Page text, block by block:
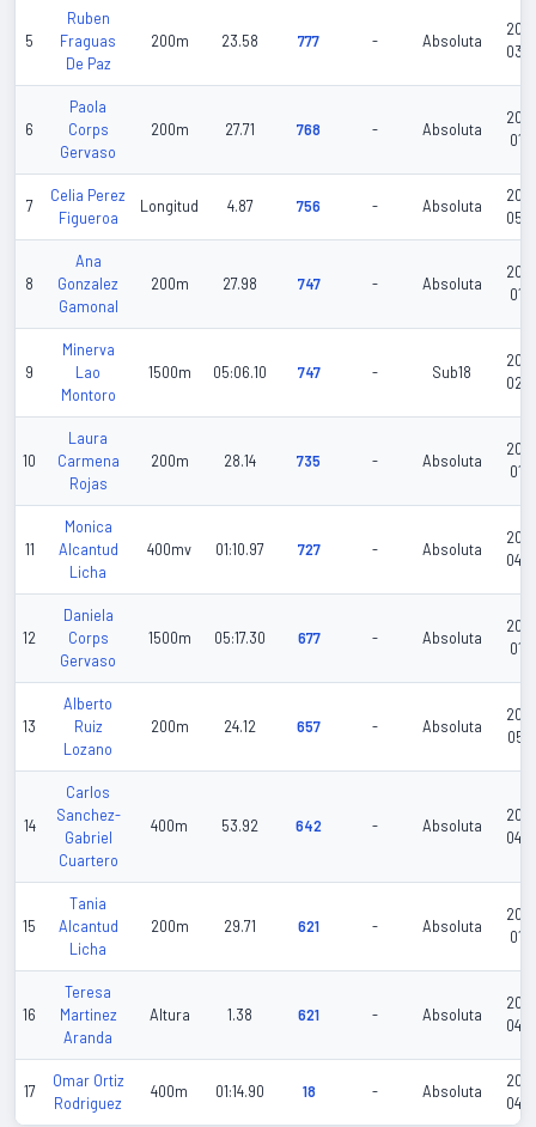
5
Ruben
Fraguas
De Paz
200m 23.58 777 - Absoluta
03-
6
Paola
Corps
Gervaso
200m 27.71 768 - Absoluta
01-
7
Celia Perez
Figueroa
Longitud 4.87 756 - Absoluta
05-
8
Ana
Gonzalez
Gamonal
200m 27.98 747 - Absoluta
01-
9
Minerva
Lao
Montoro
1500m 05:06.10 747 - Sub18
02-
10
Laura
Carmena
Rojas
200m 28.14 735 - Absoluta
01-
11
Monica
Alcantud
Licha
400mv 01:10.97 727 - Absoluta
04-
12
Daniela
Corps
Gervaso
1500m 05:17.30 677 - Absoluta
01-
13
Alberto
Ruiz
Lozano
200m 24.12 657 - Absoluta
05-
14
Carlos
Sanchez-
Gabriel
Cuartero
400m 53.92 642 - Absoluta
04-
15
Tania
Alcantud
Licha
200m 29.71 621 - Absoluta
01-
16
Teresa
Martinez
Aranda
Altura 1.38 621 - Absoluta
04-
17
Omar Ortiz
Rodriguez
400m 01:14.90 18 - Absoluta
04-